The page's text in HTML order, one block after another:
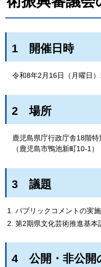
1 開催日時
令和8年2月16日（月曜日）
2 場所
鹿児島県庁行政庁舎18階特
（ 鹿児島市鴨池新町10-1）
3 議題
パブリックコメントの実
第2期県文化芸術推進基本
4 公開・非公開